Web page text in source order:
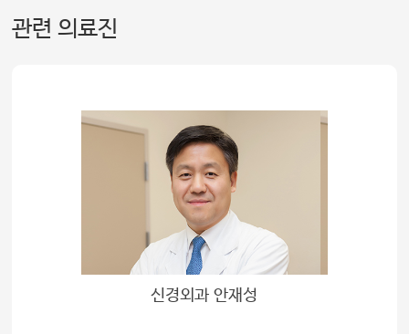
관련 의료진
신경외과 안재성